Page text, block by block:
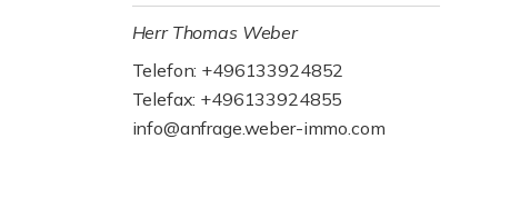
Herr Thomas Weber
Telefon: +496133924852
Telefax: +496133924855
info@anfrage.weber-immo.com